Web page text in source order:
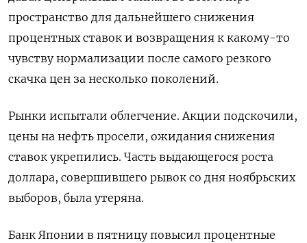
пространство для дальнейшего снижения
процентных ставок и возвращения к какому-то
чувству нормализации после самого резкого
скачка цен за несколько поколений.
Рынки испытали облегчение. Акции подскочили,
цены на нефть просели, ожидания снижения
ставок укрепились. Часть выдающегося роста
доллара, совершившего рывок со дня ноябрьских
выборов, была утеряна.
Банк Японии в пятницу повысил процентные